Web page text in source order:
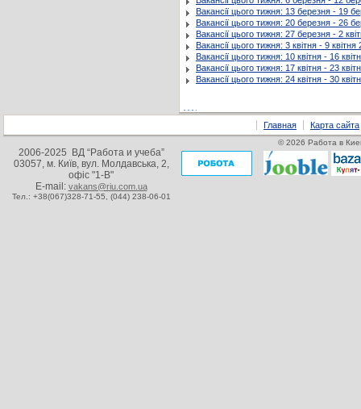
Вакансії цього тижня: 13 березня - 19
Вакансії цього тижня: 20 березня - 26
Вакансії цього тижня: 27 березня - 2
Вакансії цього тижня: 3 квітня - 9 квітня
Вакансії цього тижня: 10 квітня - 16
Вакансії цього тижня: 17 квітня - 23
Вакансії цього тижня: 24 квітня - 30
Главная Карта сайта
2006-2025 ВД “Работа и учеба”
03057, м. Київ, вул. Молдавська, 2,
офіс "1-В"
E-mail: vakans@riu.com.ua
Тел.: +38(067)328-71-55, (044) 238-06-01
© 2026 Работа в